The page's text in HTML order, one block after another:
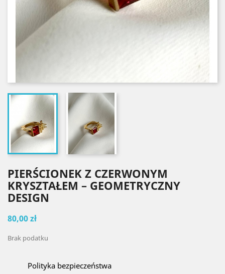
PIERŚCIONEK Z CZERWONYM
KRYSZTAŁEM – GEOMETRYCZNY
DESIGN
80,00 zł
Brak podatku
Polityka bezpieczeństwa